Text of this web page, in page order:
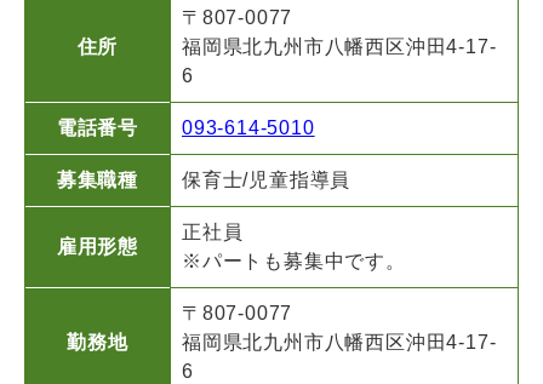
住所
〒807-0077
福岡県北九州市八幡西区沖田4-17-
6
電話番号 093-614-5010
募集職種 保育士/児童指導員
雇用形態
正社員
※パートも募集中です。
勤務地
〒807-0077
福岡県北九州市八幡西区沖田4-17-
6